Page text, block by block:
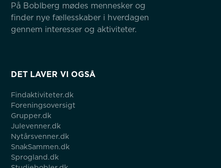
På Boblberg mødes mennesker og
finder nye fællesskaber i hverdagen
gennem interesser og aktiviteter.
DET LAVER VI OGSÅ
Findaktiviteter.dk
Foreningsoversigt
Grupper.dk
Julevenner.dk
Nytårsvenner.dk
SnakSammen.dk
Sprogland.dk